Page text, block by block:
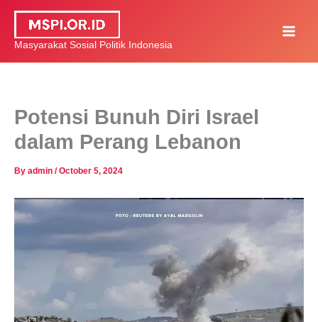
Skip
contentMasyarakat Sosial Politik Indonesia
Potensi Bunuh Diri Israel
dalam Perang Lebanon
By admin /October 5, 2024